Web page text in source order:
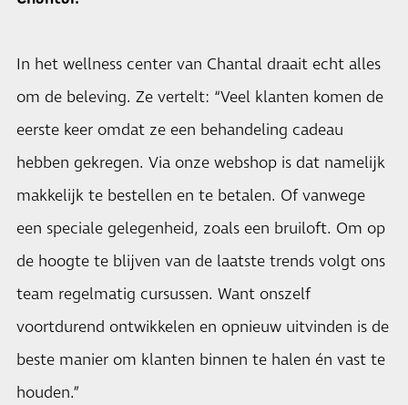
In het wellness center van Chantal draait echt alles
om de beleving. Ze vertelt: “Veel klanten komen de
eerste keer omdat ze een behandeling cadeau
hebben gekregen. Via onze webshop is dat namelijk
makkelijk te bestellen en te betalen. Of vanwege
een speciale gelegenheid, zoals een bruiloft. Om op
de hoogte te blijven van de laatste trends volgt ons
team regelmatig cursussen. Want onszelf
voortdurend ontwikkelen en opnieuw uitvinden is de
beste manier om klanten binnen te halen én vast te
houden.”